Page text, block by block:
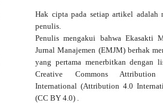
Hak cipta pada setiap artikel adalah
penulis.
Penulis mengakui bahwa Ekasakti
Jurnal Manajemen (EMJM) berhak
yang pertama menerbitkan dengan
Creative Commons
International (Attribution 4.0
(CC BY 4.0) .